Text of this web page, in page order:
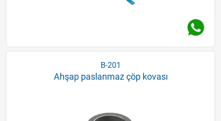
B-201
Ahşap paslanmaz çöp kovası